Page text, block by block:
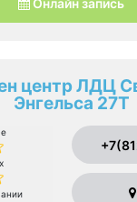
Онлайн запись
центр ЛДЦ
Энгельса 27Т